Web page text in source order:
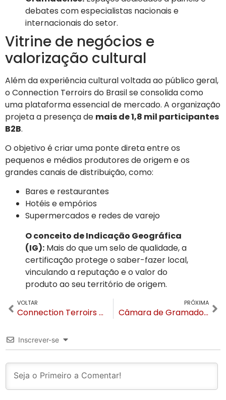
debates com especialistas nacionais e
internacionais do setor.
Vitrine de negócios e
valorização cultural
Além da experiência cultural voltada ao público geral,
o Connection Terroirs do Brasil se consolida como
uma plataforma essencial de mercado. A organização
projeta a presença de mais de 1,8 mil participantes
B2B.
O objetivo é criar uma ponte direta entre os
pequenos e médios produtores de origem e os
grandes canais de distribuição, como:
Bares e restaurantes
Hotéis e empórios
Supermercados e redes de varejo
O conceito de Indicação Geográfica
(IG): Mais do que um selo de qualidade, a
certificação protege o saber-fazer local,
vinculando a reputação e o valor do
produto ao seu território de origem.
VOLTAR
Connection Terroirs do Brasil 2026 transforma Gramado na capital dos produtos de origem nesta semana
PRÓXIMA
Câmara de Gramado analisa homenagem a Pedro Bertolucci e melhorias em estradas do interior
Inscrever-se